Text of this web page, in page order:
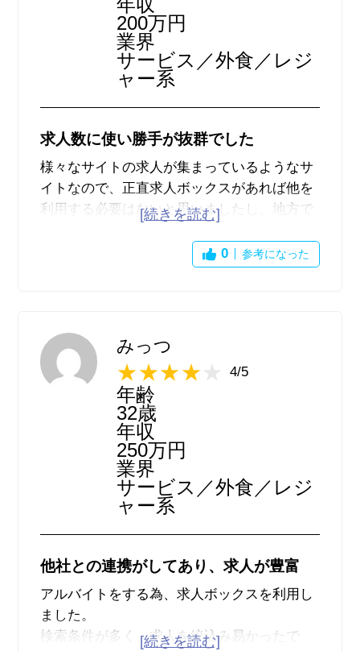
度使用してみるのも面白いかもしれません。
年収
200万円
業界
サービス／外食／レジ
ャー系
求人数に使い勝手が抜群でした
様々なサイトの求人が集まっているようなサ
イトなので、正直求人ボックスがあれば他を
利用する必要はないと思いましたし、地方で
思います。また、地域も細かく絞れますし、
更新もとても早いので、毎日新しい求人が届
レスで利用できましたし、軽いのでサクサク
検索することができ使い勝手も抜群でした。
検索機能や気になった求人を保存する機能な
ど、一通りの機能も揃っていて求人も充実し
ているので、何１つとして不満はなかったで
すし、利用していて快適でした。
0 参考になった
みっつ
4/5
年齢
32歳
年収
250万円
業界
サービス／外食／レジ
ャー系
他社との連携がしてあり、求人が豊富
アルバイトをする為、求人ボックスを利用し
ました。
検索条件が多く、求人を絞込み易かったで